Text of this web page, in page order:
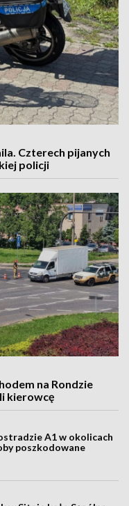
Czterech pijanych
policji
na Rondzie
kierowcę
A1 w okolicach
poszkodowane